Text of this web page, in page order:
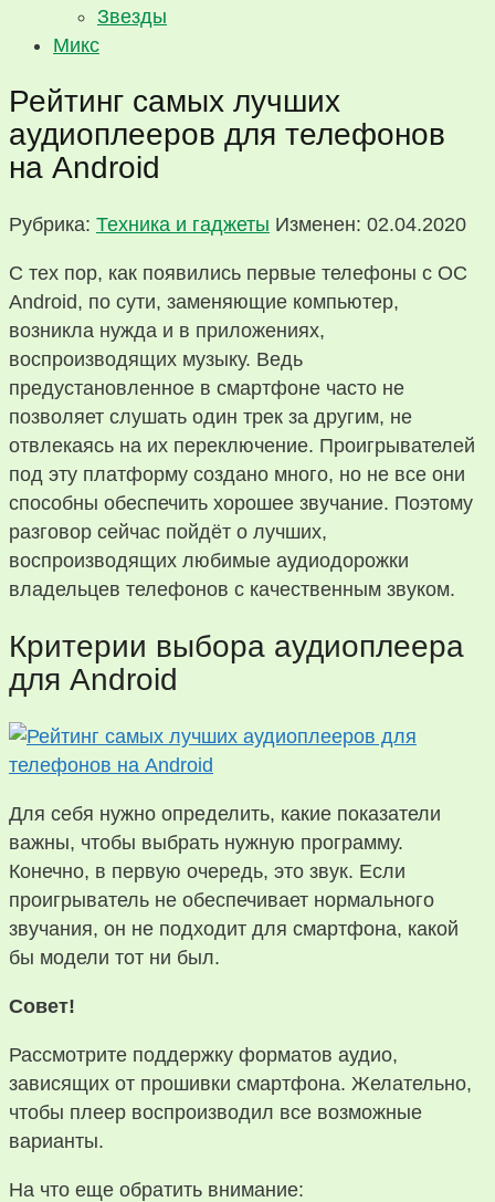
Звезды
Микс
Рейтинг самых лучших
аудиоплееров для телефонов
на Android
Рубрика: Техника и гаджеты Изменен: 02.04.2020
С тех пор, как появились первые телефоны с ОС
Android, по сути, заменяющие компьютер,
возникла нужда и в приложениях,
воспроизводящих музыку. Ведь
предустановленное в смартфоне часто не
позволяет слушать один трек за другим, не
отвлекаясь на их переключение. Проигрывателей
под эту платформу создано много, но не все они
способны обеспечить хорошее звучание. Поэтому
разговор сейчас пойдёт о лучших,
воспроизводящих любимые аудиодорожки
владельцев телефонов с качественным звуком.
Критерии выбора аудиоплеера
для Android
Для себя нужно определить, какие показатели
важны, чтобы выбрать нужную программу.
Конечно, в первую очередь, это звук. Если
проигрыватель не обеспечивает нормального
звучания, он не подходит для смартфона, какой
бы модели тот ни был.
Совет!
Рассмотрите поддержку форматов аудио,
зависящих от прошивки смартфона. Желательно,
чтобы плеер воспроизводил все возможные
варианты.
На что еще обратить внимание: